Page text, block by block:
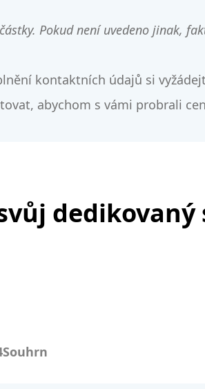
Pokud není uvedeno jinak,
kontaktních údajů si
abychom s vámi probrali
dedikovaný
Souhrn